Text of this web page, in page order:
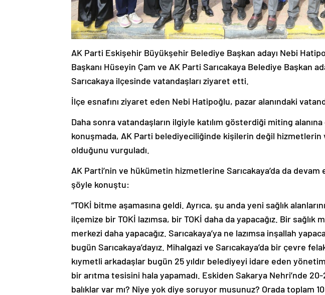
AK Parti Eskişehir Büyükşehir Belediye Başkan adayı Nebi
Başkanı Hüseyin Çam ve AK Parti Sarıcakaya Belediye Başkan
Sarıcakaya ilçesinde vatandaşları ziyaret etti.
İlçe esnafını ziyaret eden Nebi Hatipoğlu, pazar alanındaki
Daha sonra vatandaşların ilgiyle katılım gösterdiği miting
konuşmada, AK Parti belediyeciliğinde kişilerin değil hizmetlerin
olduğunu vurguladı.
AK Parti’nin ve hükümetin hizmetlerine Sarıcakaya’da da
şöyle konuştu:
“TOKİ bitme aşamasına geldi. Ayrıca, şu anda yeni sağlık
ilçemize bir TOKİ lazımsa, bir TOKİ daha da yapacağız. Bir sağlık
merkezi daha yapacağız. Sarıcakaya’ya ne lazımsa inşallah
bugün Sarıcakaya’dayız. Mihalgazi ve Sarıcakaya’da bir çevre
kıymetli arkadaşlar bugün 25 yıldır belediyeyi idare eden
bir arıtma tesisini hala yapamadı. Eskiden Sakarya Nehri’nde
balıklar var mı? Niye yok diye soruyor musunuz? Orada toplam